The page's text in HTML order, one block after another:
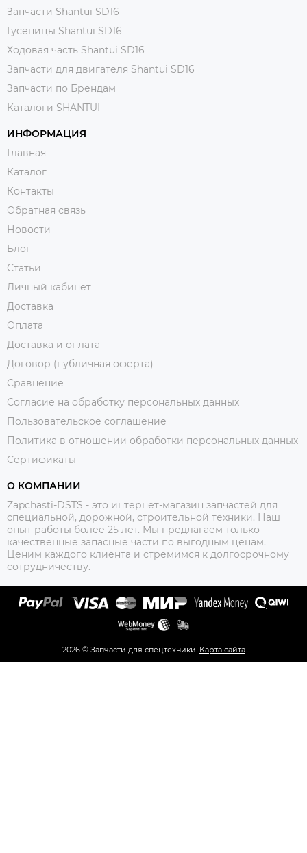
Запчасти Shantui SD16
Гусеницы Shantui SD16
Ходовая часть Shantui SD16
Запчасти для двигателя Shantui SD16
Запчасти по Брендам
Каталоги SHANTUI
ИНФОРМАЦИЯ
Главная
Каталог
Контакты
Обратная связь
Новости
Блог
Статьи
Личный кабинет
Доставка
Оплата
Доставка и оплата
Договор (публичная оферта)
Сравнение
Согласие на обработку персональных данных
Пользовательское соглашение
Политика в отношении обработки персональных данных
Сертификаты
О КОМПАНИИ
Zapchasti-DSTS - это интернет-магазин запчастей для
специальной, дорожной, строительной техники. Наш
опыт работы более 25 лет. Мы предлагаем только
качественные запасные части по выгодным ценам.
Ценим каждого клиента и стремимся к долгосрочному
сотрудничеству.
2026 © Запчасти для спецтехники. Карта сайта